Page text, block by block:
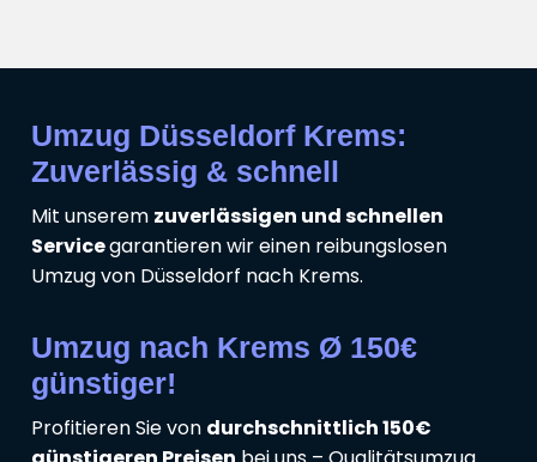
Umzug Düsseldorf Krems:
Zuverlässig & schnell
Mit unserem zuverlässigen und schnellen
Servicegarantieren wir einen reibungslosen
Umzug von Düsseldorf nach Krems.
Umzug nach Krems Ø 150€
günstiger!
Profitieren Sie von durchschnittlich 150€